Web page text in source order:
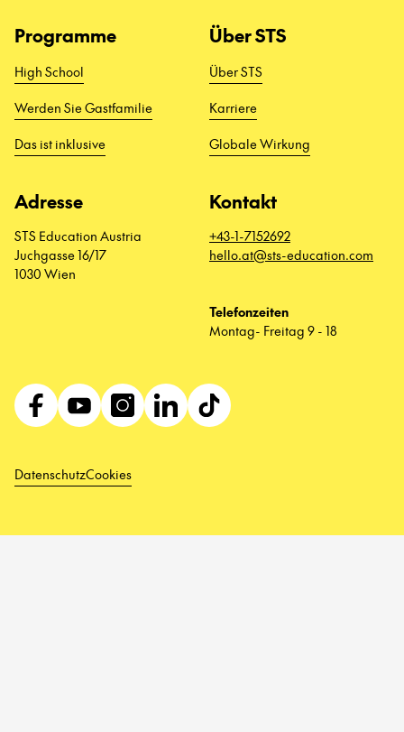
Programme
High School
Werden Sie Gastfamilie
Das ist inklusive
Über STS
Über STS
Karriere
Globale Wirkung
Adresse
STS Education Austria
Juchgasse 16/17
1030 Wien
Kontakt
+43-1-7152692
hello.at@sts-education.com
Telefonzeiten
Montag- Freitag 9 - 18
DatenschutzCookies